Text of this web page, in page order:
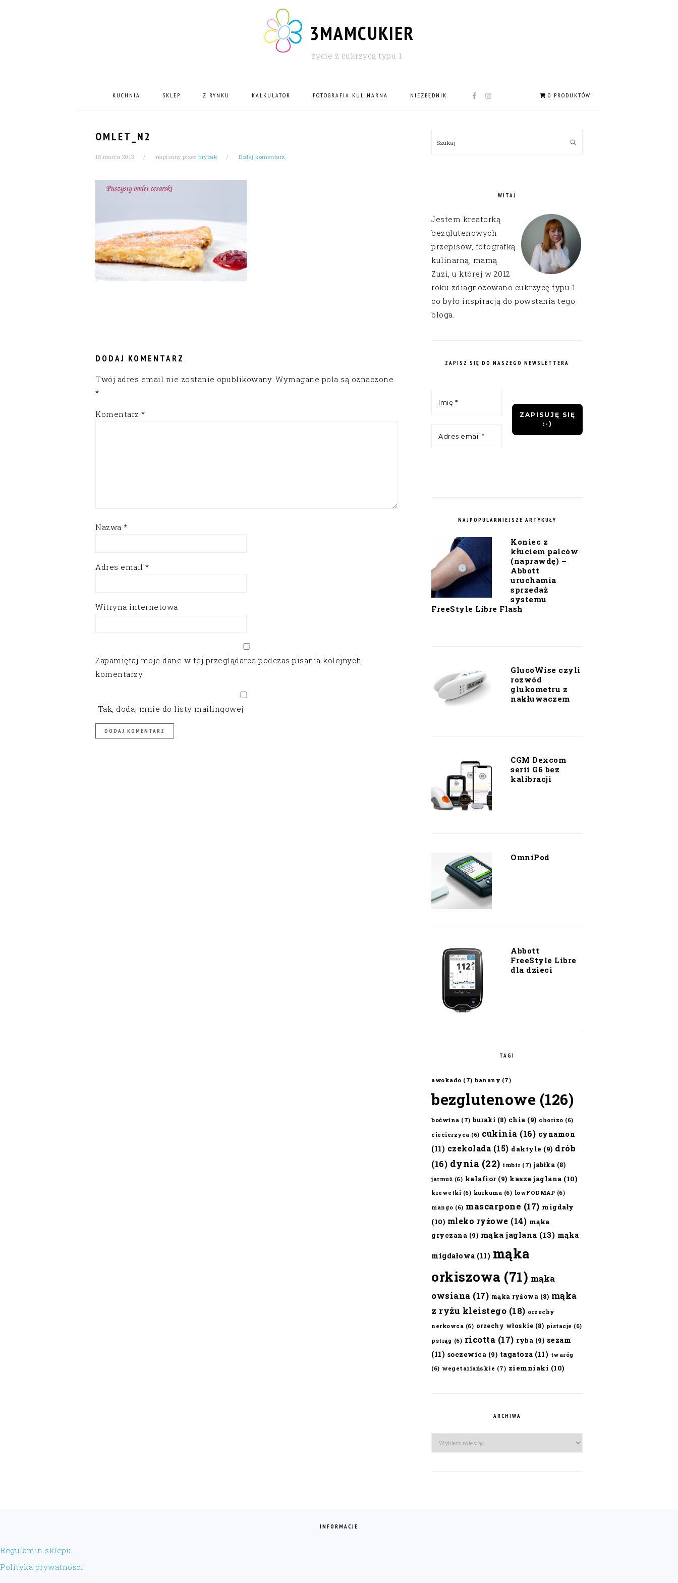
3MAMCUKIER
życie z cukrzycą typu 1
KUCHNIA SKLEP Z RYNKU KALKULATOR FOTOGRAFIA KULINARNA NIEZBĘDNIK
NAV
0 PRODUKTÓW
OMLET_N2
15 marca 2013 napisany przez brybak Dodaj komentarz
DODAJ KOMENTARZ
Twój adres email nie zostanie opublikowany. Wymagane pola są oznaczone
*
Komentarz *
Nazwa *
Adres email *
Witryna internetowa
Zapamiętaj moje dane w tej przeglądarce podczas pisania kolejnych
komentarzy.
Tak, dodaj mnie do listy mailingowej
SIDEBAR
Szukaj
WITAJ
Jestem kreatorką
bezglutenowych
przepisów, fotografką
kulinarną, mamą
Zuzi, u której w 2012
roku zdiagnozowano cukrzycę typu 1
co było inspiracją do powstania tego
bloga.
ZAPISZ SIĘ DO NASZEGO NEWSLETTERA
NAJPOPULARNIEJSZE ARTYKUŁY
Koniec z
kłuciem palców
(naprawdę) –
Abbott
uruchamia
sprzedaż
systemu
FreeStyle Libre Flash
GlucoWise czyli
rozwód
glukometru z
nakłuwaczem
CGM Dexcom
serii G6 bez
kalibracji
OmniPod
Abbott
FreeStyle Libre
dla dzieci
TAGI
awokado (7) banany (7)
bezglutenowe (126)
boćwina (7) buraki (8) chia (9) chorizo (6)
ciecierzyca (6) cukinia (16) cynamon
(11) czekolada (15) daktyle (9) drób
(16) dynia (22) imbir (7) jabłka (8)
jarmuż (6) kalafior(9) kasza jaglana (10)
krewetki (6) kurkuma (6) lowFODMAP (6)
mango (6) mascarpone (17) migdały
(10) mleko ryżowe (14) mąka
gryczana (9) mąka jaglana (13) mąka
migdałowa (11) mąka
orkiszowa (71) mąka
owsiana (17) mąka ryżowa (8) mąka
z ryżu kleistego (18) orzechy
nerkowca (6) orzechy włoskie (8) pistacje (6)
pstrąg (6) ricotta (17) ryba (9) sezam
(11) soczewica (9) tagatoza (11) twaróg
(6) wegetariańskie (7) ziemniaki (10)
ARCHIWA
Archiwa
INFORMACJE
Regulamin sklepu
Polityka prywatności